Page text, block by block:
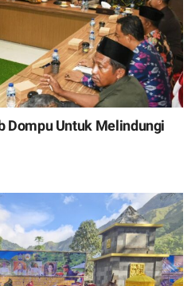
Dompu Untuk Melindungi